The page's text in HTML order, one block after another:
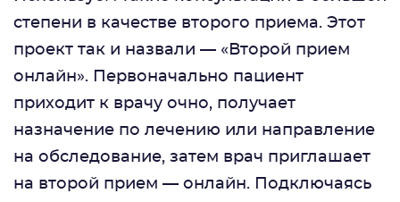
степени в качестве второго приема. Этот
проект так и назвали — «Второй прием
онлайн». Первоначально пациент
приходит к врачу очно, получает
назначение по лечению или направление
на обследование, затем врач приглашает
на второй прием — онлайн. Подключаясь